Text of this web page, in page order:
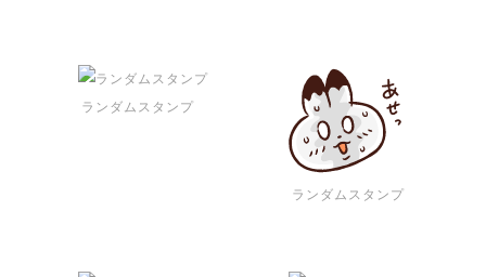
ランダムスタンプ
ランダムスタンプ